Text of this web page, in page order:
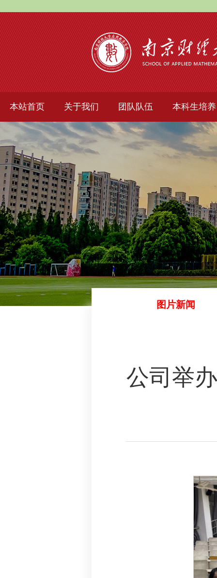
本站首页 关于我们 团队队伍 本科生培养
图片新闻
公司举